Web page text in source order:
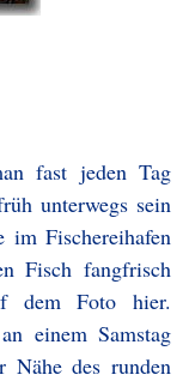
fast jeden Tag
unterwegs sein
im Fischereihafen
Fisch fangfrisch
dem Foto hier.
einem Samstag
des runden